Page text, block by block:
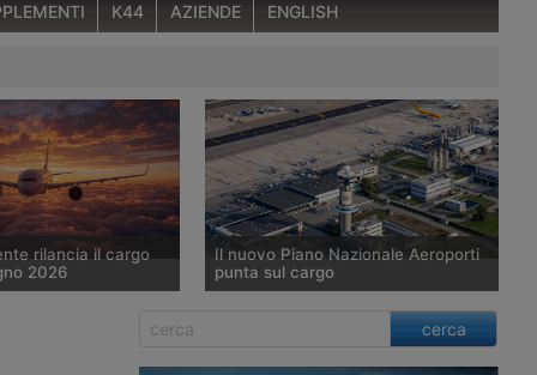
K44 AZIENDE ENGLISH
rilancia il cargo
2026
è cresciuto dell’8,5%
Il nuovo Piano Nazionale Aeroporti
punta sul cargo
Il nuovo Piano Nazionale degli
Aeroporti prevede una crescita dei
cerca